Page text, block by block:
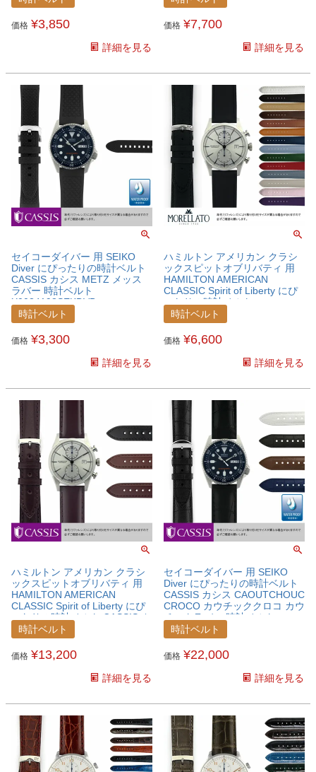
時計ベルト U10257A1HMTAC
価格 ¥3,850
詳細を見る
価格 ¥7,700
詳細を見る
セイコーダイバー 用 SEIKO
Diver にぴったりの時計ベルト
CASSIS カシス METZ メッス
ラバー 時計ベルト
X0034198SEKDVB
時計ベルト
価格 ¥3,300
詳細を見る
ハミルトン アメリカン クラシ
ックスピットオブリバティ 用
HAMILTON AMERICAN
CLASSIC Spirit of Liberty にぴ
ったりの時計ベルト
MORELLATO モレラート
GRAFIC グラフィック カーフ
牛革 時計ベルト
U0969087HMTAC
時計ベルト
価格 ¥6,600
詳細を見る
ハミルトン アメリカン クラシ
ックスピットオブリバティ 用
HAMILTON AMERICAN
CLASSIC Spirit of Liberty にぴ
ったりの時計ベルト CASSIS カ
シス CORDOVAN コードバン
時計ベルト U1013115HMTAC
時計ベルト
価格 ¥13,200
詳細を見る
セイコーダイバー 用 SEIKO
Diver にぴったりの時計ベルト
CASSIS カシス CAOUTCHOUC
CROCO カウチッククロコ カウ
チックラバー 時計ベルト
U0043001SEKDVB
時計ベルト
価格 ¥22,000
詳細を見る